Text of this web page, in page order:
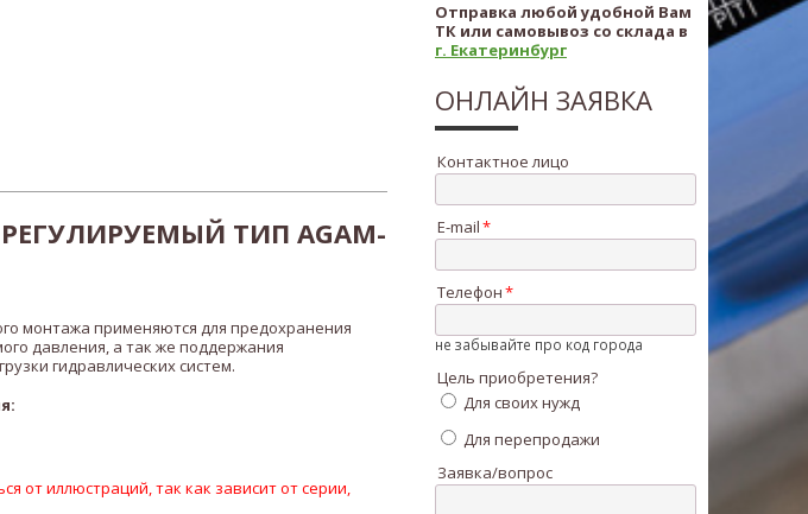
ТИП AGAM-
монтажа применяются для предохранения
давления, а так же поддержания
гидравлических систем.
от иллюстраций, так как зависит от серии,
Отправка любой удобной Вам
ТК или самовывоз со склада в
г. Екатеринбург
ОНЛАЙН ЗАЯВКА
Контактное лицо
E-mail
Телефон
не забывайте про код города
Цель приобретения?
Для своих нужд
Для перепродажи
Заявка/вопрос